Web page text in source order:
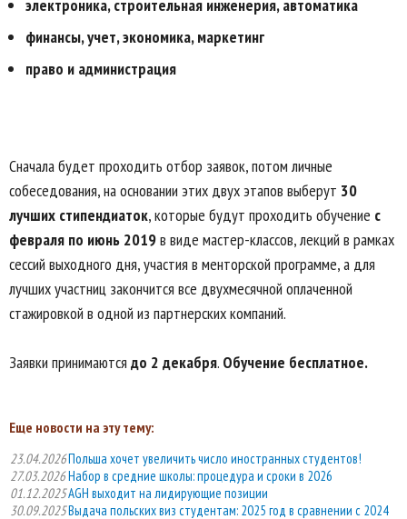
электроника, строительная инженерия, автоматика
финансы, учет, экономика, маркетинг
право и администрация
Сначала будет проходить отбор заявок, потом личные
собеседования, на основании этих двух этапов выберут 30
лучших стипендиаток, которые будут проходить обучение с
февраля по июнь 2019в виде мастер-классов, лекций в рамках
сессий выходного дня, участия в менторской программе, а для
лучших участниц закончится все двухмесячной оплаченной
стажировкой в одной из партнерских компаний.
Заявки принимаются до 2 декабря. Обучение бесплатное.
Еще новости на эту тему:
23.04.2026Польша хочет увеличить число иностранных студентов!
27.03.2026Набор в средние школы: процедура и сроки в 2026
01.12.2025AGH выходит на лидирующие позиции
30.09.2025Выдача польских виз студентам: 2025 год в сравнении с 2024